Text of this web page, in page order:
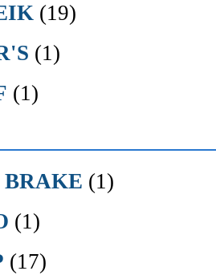
(19)
(1)
(1)
BRAKE (1)
(1)
(17)